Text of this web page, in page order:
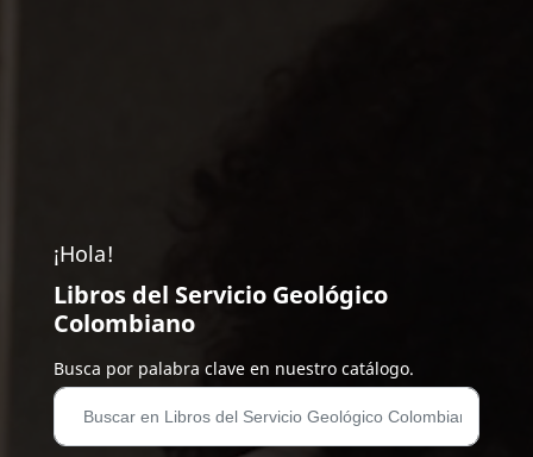
¡Hola!
Libros del Servicio Geológico
Colombiano
Busca por palabra clave en nuestro catálogo.